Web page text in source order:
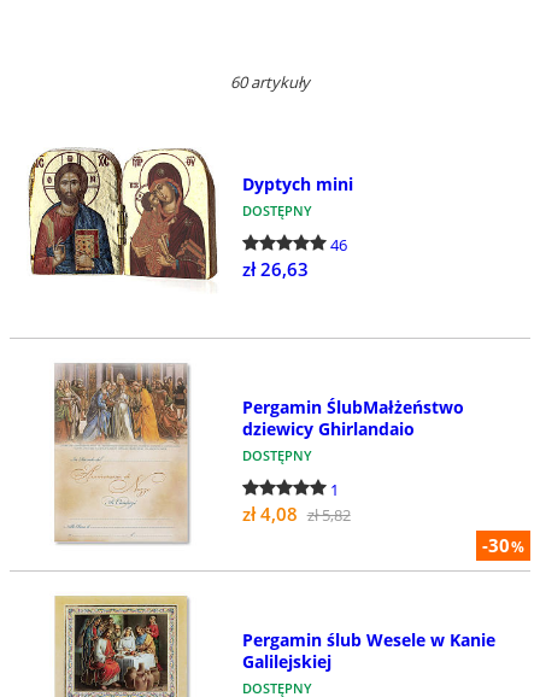
60 artykuły
Dyptych mini
DOSTĘPNY
46
zł 26,63
-30%
Pergamin ŚlubMałżeństwo
dziewicy Ghirlandaio
DOSTĘPNY
1
zł 4,08 zł 5,82
Pergamin ślub Wesele w Kanie
Galilejskiej
DOSTĘPNY